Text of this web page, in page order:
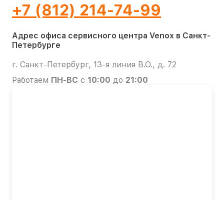
+7 (812) 214-74-99
Адрес офиса сервисного центра Venox в Санкт-
Петербурге
г. Санкт-Петербург, 13-я линия В.О., д. 72
Работаем ПН-ВС с 10:00 до 21:00